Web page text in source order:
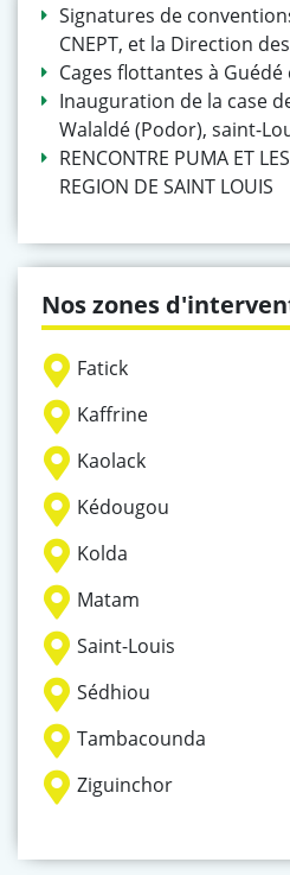
Signatures de
CNEPT, et la Direction
Cages flottantes à
Inauguration de la case
Walaldé (Podor), saint-
RENCONTRE PUMA ET
REGION DE SAINT LOUIS
Nos zones
Fatick
Kaffrine
Kaolack
Kédougou
Kolda
Matam
Saint-Louis
Sédhiou
Tambacounda
Ziguinchor